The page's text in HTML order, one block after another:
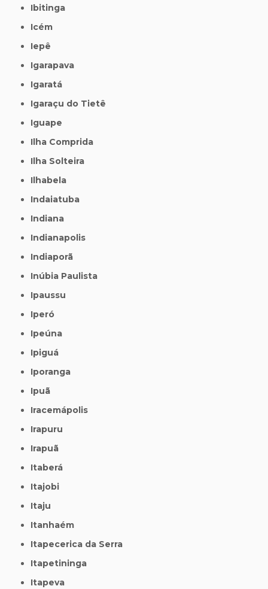
Ibitinga
Icém
Iepê
Igarapava
Igaratá
Igaraçu do Tietê
Iguape
Ilha Comprida
Ilha Solteira
Ilhabela
Indaiatuba
Indiana
Indianapolis
Indiaporã
Inúbia Paulista
Ipaussu
Iperó
Ipeúna
Ipiguá
Iporanga
Ipuã
Iracemápolis
Irapuru
Irapuã
Itaberá
Itajobi
Itaju
Itanhaém
Itapecerica da Serra
Itapetininga
Itapeva